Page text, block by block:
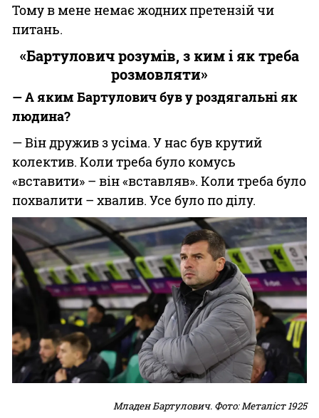
Тому в мене немає жодних претензій чи
питань.
«Бартулович розумів, з ким і як треба
розмовляти»
— А яким Бартулович був у роздягальні як
людина?
— Він дружив з усіма. У нас був крутий
колектив. Коли треба було комусь
«вставити» – він «вставляв». Коли треба було
похвалити – хвалив. Усе було по ділу.
Младен Бартулович. Фото: Металіст 1925